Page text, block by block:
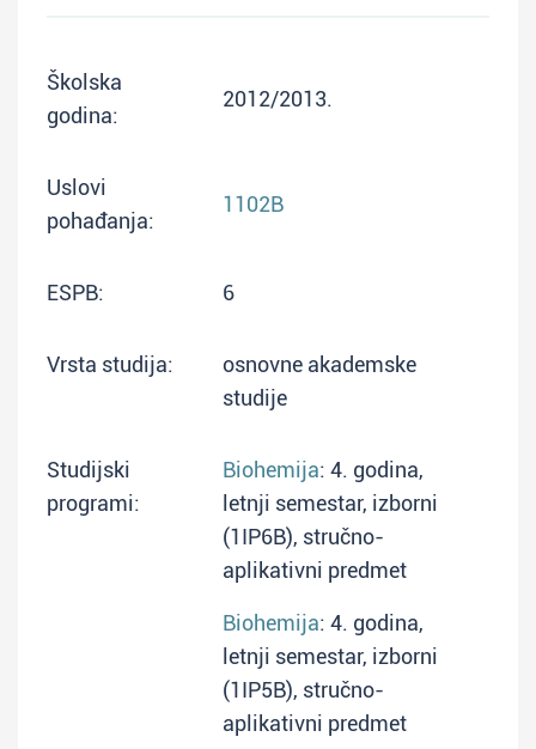
Školska
godina:
2012/2013.
Uslovi
pohađanja:
1102B
ESPB: 6
Vrsta studija:
osnovne akademske
studije
Studijski
programi:
Biohemija: 4. godina,
letnji semestar, izborni
(1IP6B), stručno-
aplikativni predmet
Biohemija: 4. godina,
letnji semestar, izborni
(1IP5B), stručno-
aplikativni predmet